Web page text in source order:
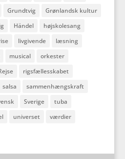
Grundtvig
Grønlandsk kultur
Händel
højskolesang
livgivende
læsning
musical
orkester
rigsfællesskabet
salsa
sammenhængskraft
Sverige
tuba
universet værdier